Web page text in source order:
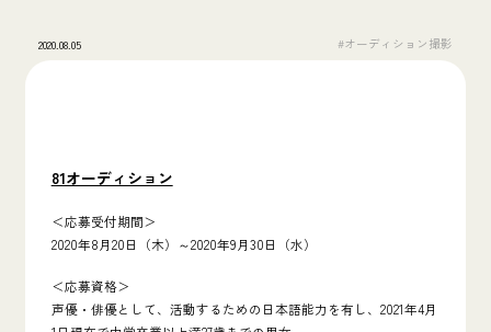
2020.08.05 #オーディション撮影
81オーディション
＜応募受付期間＞
2020年8月20日（木）～2020年9月30日（水）
＜応募資格＞
声優・俳優として、活動するための日本語能力を有し、2021年4月